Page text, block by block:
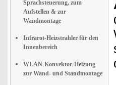
Sprachsteuerung, zum
Aufstellen & zur
Wandmontage
Infrarot-Heizstrahler für den
Innenbereich
WLAN-Konvektor-Heizung
zur Wand- und Standmontage